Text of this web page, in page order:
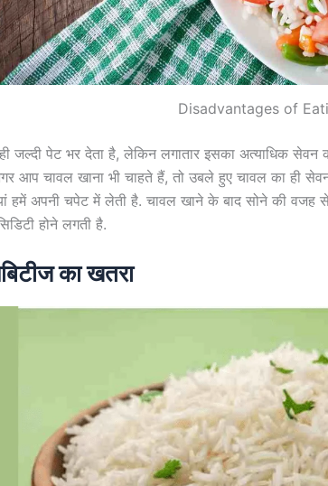
Disadvantages of
जल्दी पेट भर देता है, लेकिन लगातार इसका अत्याधिक
आप चावल खाना भी चाहते हैं, तो उबले हुए चावल का ही
हमें अपनी चपेट में लेती है. चावल खाने के बाद सोने की
होने लगती है.
का खतरा